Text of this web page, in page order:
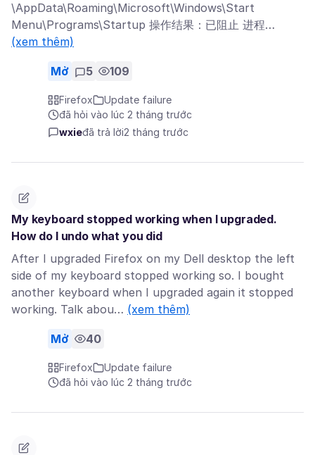
\AppData\Roaming\Microsoft\Windows\Start
Menu\Programs\Startup 操作结果：已阻止 进程…
(xem thêm)
Mở 5 109
Firefox
Update failure
đã hỏi vào lúc 2 tháng trước
wxieđã trả lời2 tháng trước
My keyboard stopped working when I upgraded.
How do I undo what you did
After I upgraded Firefox on my Dell desktop the left
side of my keyboard stopped working so. I bought
another keyboard when I upgraded again it stopped
working. Talk abou… (xem thêm)
Mở 40
Firefox
Update failure
đã hỏi vào lúc 2 tháng trước